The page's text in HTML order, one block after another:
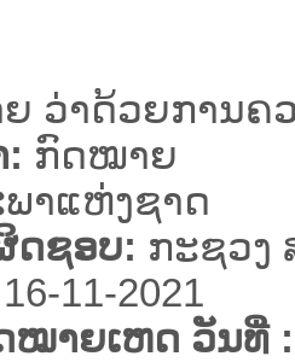
ວ່າດ້ວຍການຄ
ກົດໝາຍ
າແຫ່ງຊາດ
ດຊອບ: ກະຊວງ
16-11-2021
ໝາຍເຫດ ວັນທີ່ :